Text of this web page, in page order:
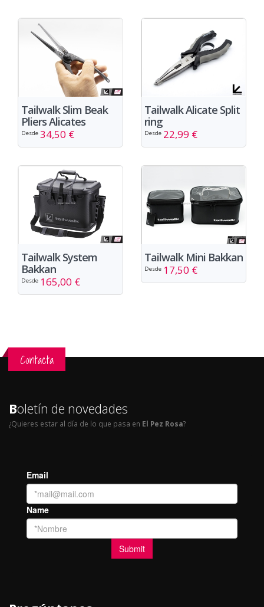
Tailwalk Slim Beak
Pliers Alicates
Desde 34,50 €
Tailwalk Alicate Split
ring
Desde 22,99 €
Tailwalk System
Bakkan
Desde 165,00 €
Tailwalk Mini Bakkan
Desde 17,50 €
Contacta
Boletín de novedades
¿Quieres estar al día de lo que pasa en El Pez Rosa?